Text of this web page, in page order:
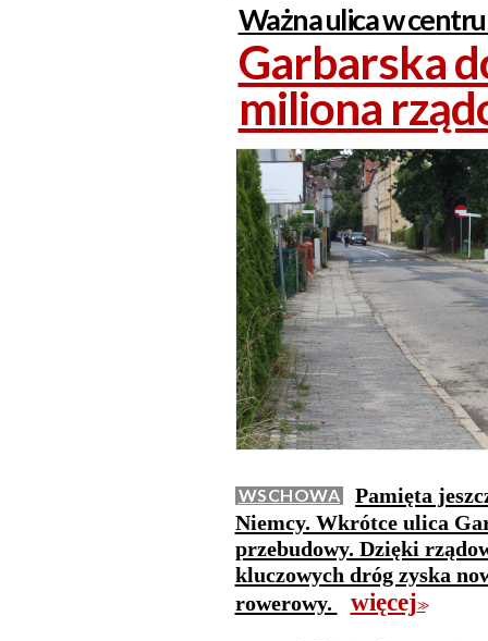
Ważna ulica w
Garbarska
miliona
WSCHOWA
Pamięta
Niemcy. Wkrótce ulica
przebudowy. Dzięki
kluczowych dróg zyska
rowerowy.
więcej>>